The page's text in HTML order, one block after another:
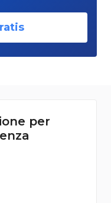
per